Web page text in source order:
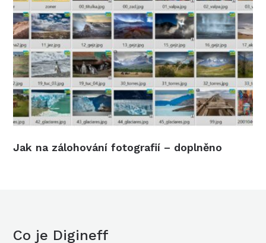
Jak na zálohování fotografií – doplněno
Co je Digineff